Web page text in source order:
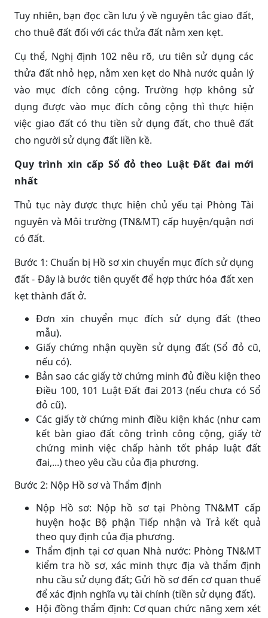
Tuy nhiên, bạn đọc cần lưu ý về nguyên tắc giao đất,
cho thuê đất đối với các thửa đất nằm xen kẹt.
Cụ thể, Nghị định 102 nêu rõ, ưu tiên sử dụng các
thửa đất nhỏ hẹp, nằm xen kẹt do Nhà nước quản lý
vào mục đích công cộng. Trường hợp không sử
dụng được vào mục đích công cộng thì thực hiện
việc giao đất có thu tiền sử dụng đất, cho thuê đất
cho người sử dụng đất liền kề.
Quy trình xin cấp Sổ đỏ theo Luật Đất đai mới
nhất
Thủ tục này được thực hiện chủ yếu tại Phòng Tài
nguyên và Môi trường (TN&MT) cấp huyện/quận nơi
có đất.
Bước 1: Chuẩn bị Hồ sơ xin chuyển mục đích sử dụng
đất - Đây là bước tiên quyết để hợp thức hóa đất xen
kẹt thành đất ở.
Đơn xin chuyển mục đích sử dụng đất (theo
mẫu).
Giấy chứng nhận quyền sử dụng đất (Sổ đỏ cũ,
nếu có).
Bản sao các giấy tờ chứng minh đủ điều kiện theo
Điều 100, 101 Luật Đất đai 2013 (nếu chưa có Sổ
đỏ cũ).
Các giấy tờ chứng minh điều kiện khác (như cam
kết bàn giao đất công trình công cộng, giấy tờ
chứng minh việc chấp hành tốt pháp luật đất
đai,...) theo yêu cầu của địa phương.
Bước 2: Nộp Hồ sơ và Thẩm định
Nộp Hồ sơ: Nộp hồ sơ tại Phòng TN&MT cấp
huyện hoặc Bộ phận Tiếp nhận và Trả kết quả
theo quy định của địa phương.
Thẩm định tại cơ quan Nhà nước: Phòng TN&MT
kiểm tra hồ sơ, xác minh thực địa và thẩm định
nhu cầu sử dụng đất; Gửi hồ sơ đến cơ quan thuế
để xác định nghĩa vụ tài chính (tiền sử dụng đất).
Hội đồng thẩm định: Cơ quan chức năng xem xét